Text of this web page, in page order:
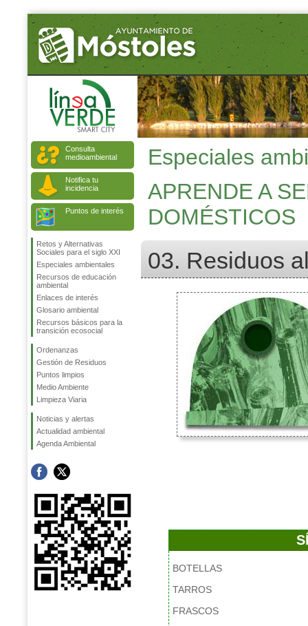
Consulta
medioambiental
Notifica tu
incidencia
Puntos de interés
Retos y Alternativas
Sociales para el siglo XXI
Especiales ambientales
Recursos de educación
ambiental
Enlaces de interés
Glosario ambiental
Recursos básicos para la
transición ecosocial
Ordenanzas
Gestión de Residuos
Puntos limpios
Medio Ambiente
Limpieza Viaria
Noticias y alertas
Actualidad ambiental
Agenda Ambiental
Especiales
APRENDE A
DOMÉSTICOS
03. Residuos
BOTELLAS
TARROS
FRASCOS